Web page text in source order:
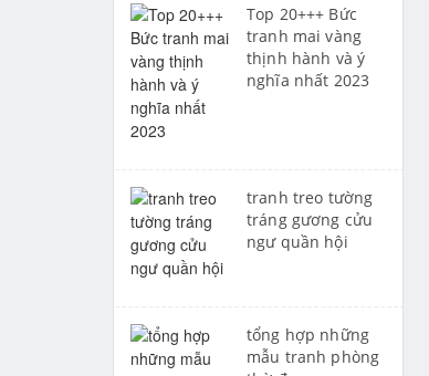
Top 20+++ Bức
tranh mai vàng
thịnh hành và ý
nghĩa nhất 2023
tranh treo tường
tráng gương cửu
ngư quần hội
tổng hợp những
mẫu tranh phòng